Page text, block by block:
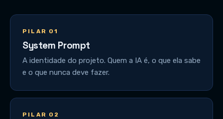
PILAR 01
System Prompt
A identidade do projeto. Quem a IA é, o que ela sabe
e o que nunca deve fazer.
PILAR 02